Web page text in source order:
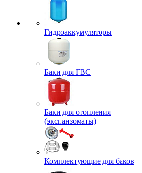
Гидроаккумуляторы
Баки для ГВС
Баки для отопления
(экспанзоматы)
Комплектующие для баков